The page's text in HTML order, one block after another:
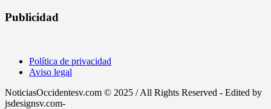
Publicidad
Política de privacidad
Aviso legal
NoticiasOccidentesv.com © 2025 / All Rights Reserved - Edited by
jsdesignsv.com-